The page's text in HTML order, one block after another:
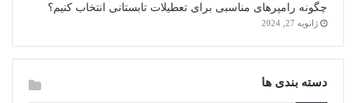
چگونه رامپرهای مناسبی برای تعطیلات تابستانی انتخاب کنیم؟
ژانویه 27, 2024
دسته بندی ها